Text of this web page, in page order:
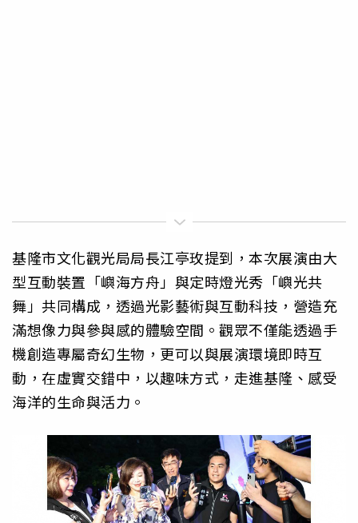
基隆市文化觀光局局長江亭玫提到，本次展演由大
型互動裝置「嶼海方舟」與定時燈光秀「嶼光共
舞」共同構成，透過光影藝術與互動科技，營造充
滿想像力與參與感的體驗空間。觀眾不僅能透過手
機創造專屬奇幻生物，更可以與展演環境即時互
動，在虛實交錯中，以趣味方式，走進基隆、感受
海洋的生命與活力。